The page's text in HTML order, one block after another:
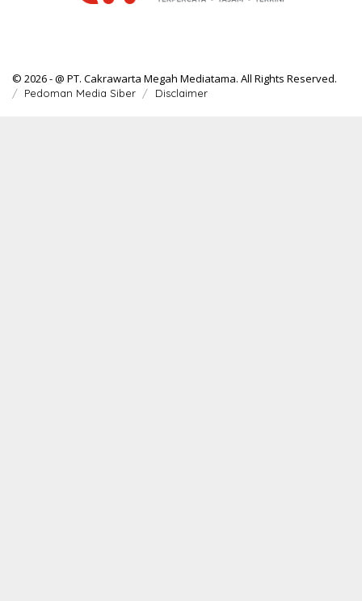
© 2026 - @ PT. Cakrawarta Megah Mediatama. All Rights Reserved.
Pedoman Media Siber Disclaimer